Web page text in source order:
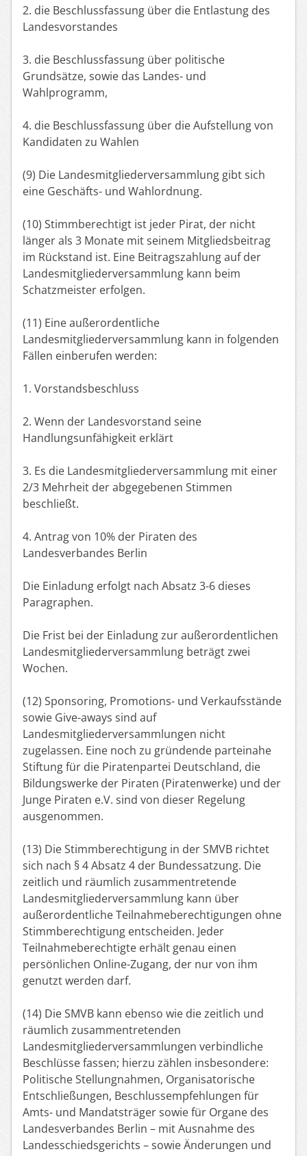
2. die Beschlussfassung über die Entlastung des
Landesvorstandes
3. die Beschlussfassung über politische
Grundsätze, sowie das Landes- und
Wahlprogramm,
4. die Beschlussfassung über die Aufstellung von
Kandidaten zu Wahlen
(9) Die Landesmitgliederversammlung gibt sich
eine Geschäfts- und Wahlordnung.
(10) Stimmberechtigt ist jeder Pirat, der nicht
länger als 3 Monate mit seinem Mitgliedsbeitrag
im Rückstand ist. Eine Beitragszahlung auf der
Landesmitgliederversammlung kann beim
Schatzmeister erfolgen.
(11) Eine außerordentliche
Landesmitgliederversammlung kann in folgenden
Fällen einberufen werden:
1. Vorstandsbeschluss
2. Wenn der Landesvorstand seine
Handlungsunfähigkeit erklärt
3. Es die Landesmitgliederversammlung mit einer
2/3 Mehrheit der abgegebenen Stimmen
beschließt.
4. Antrag von 10% der Piraten des
Landesverbandes Berlin
Die Einladung erfolgt nach Absatz 3-6 dieses
Paragraphen.
Die Frist bei der Einladung zur außerordentlichen
Landesmitgliederversammlung beträgt zwei
Wochen.
(12) Sponsoring, Promotions- und Verkaufsstände
sowie Give-aways sind auf
Landesmitgliederversammlungen nicht
zugelassen. Eine noch zu gründende parteinahe
Stiftung für die Piratenpartei Deutschland, die
Bildungswerke der Piraten (Piratenwerke) und der
Junge Piraten e.V. sind von dieser Regelung
ausgenommen.
(13) Die Stimmberechtigung in der SMVB richtet
sich nach § 4 Absatz 4 der Bundessatzung. Die
zeitlich und räumlich zusammentretende
Landesmitgliederversammlung kann über
außerordentliche Teilnahmeberechtigungen ohne
Stimmberechtigung entscheiden. Jeder
Teilnahmeberechtigte erhält genau einen
persönlichen Online-Zugang, der nur von ihm
genutzt werden darf.
(14) Die SMVB kann ebenso wie die zeitlich und
räumlich zusammentretenden
Landesmitgliederversammlungen verbindliche
Beschlüsse fassen; hierzu zählen insbesondere:
Politische Stellungnahmen, Organisatorische
Entschließungen, Beschlussempfehlungen für
Amts- und Mandatsträger sowie für Organe des
Landesverbandes Berlin – mit Ausnahme des
Landesschiedsgerichts – sowie Änderungen und